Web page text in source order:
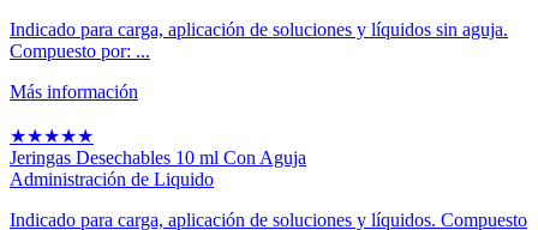
Indicado para carga, aplicación de soluciones y líquidos sin aguja.
Compuesto por: ...
Más información
★★★★★
Jeringas Desechables 10 ml Con Aguja
Administración de Liquido
Indicado para carga, aplicación de soluciones y líquidos. Compuesto